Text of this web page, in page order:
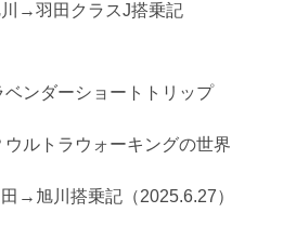
→羽田クラスJ搭乗記
ベンダーショートトリップ
ルトラウォーキングの世界
→旭川搭乗記（2025.6.27）